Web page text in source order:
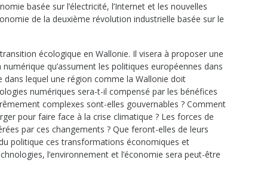
basée sur l’électricité, l’Internet et les nouvelles
de la deuxième révolution industrielle basée sur le
écologique en Wallonie. Il visera à proposer une
qu’assument les politiques européennes dans
lequel une région comme la Wallonie doit
numériques sera-t-il compensé par les bénéfices
complexes sont-elles gouvernables ? Comment
pour faire face à la crise climatique ? Les forces de
par ces changements ? Que feront-elles de leurs
politique ces transformations économiques et
l’environnement et l’économie sera peut-être